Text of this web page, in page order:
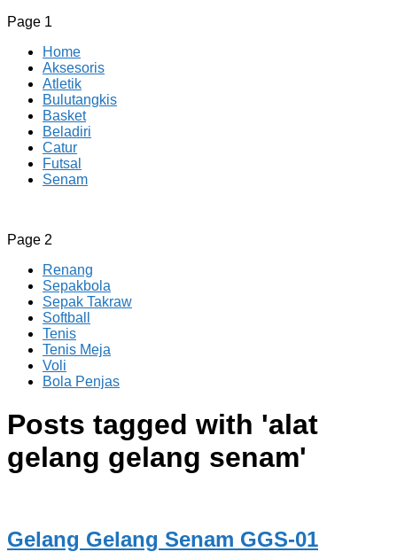
Page 1
Home
Aksesoris
Atletik
Bulutangkis
Basket
Beladiri
Catur
Futsal
Senam
CV JAYA BERSAMA Co Id
Menyediakan Semua Perlengkapan Olahraga Yang
Page 2
Renang
Sepakbola
Sepak Takraw
Softball
Tenis
Tenis Meja
Voli
Bola Penjas
Posts tagged with 'alat
gelang gelang senam'
Gelang Gelang Senam GGS-01